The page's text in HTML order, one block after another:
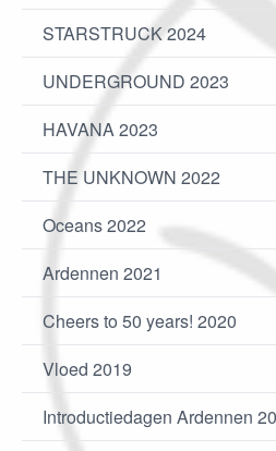
STARSTRUCK 2024
UNDERGROUND 2023
HAVANA 2023
THE UNKNOWN 2022
Oceans 2022
Ardennen 2021
Cheers to 50 years! 2020
Vloed 2019
Introductiedagen Ardennen